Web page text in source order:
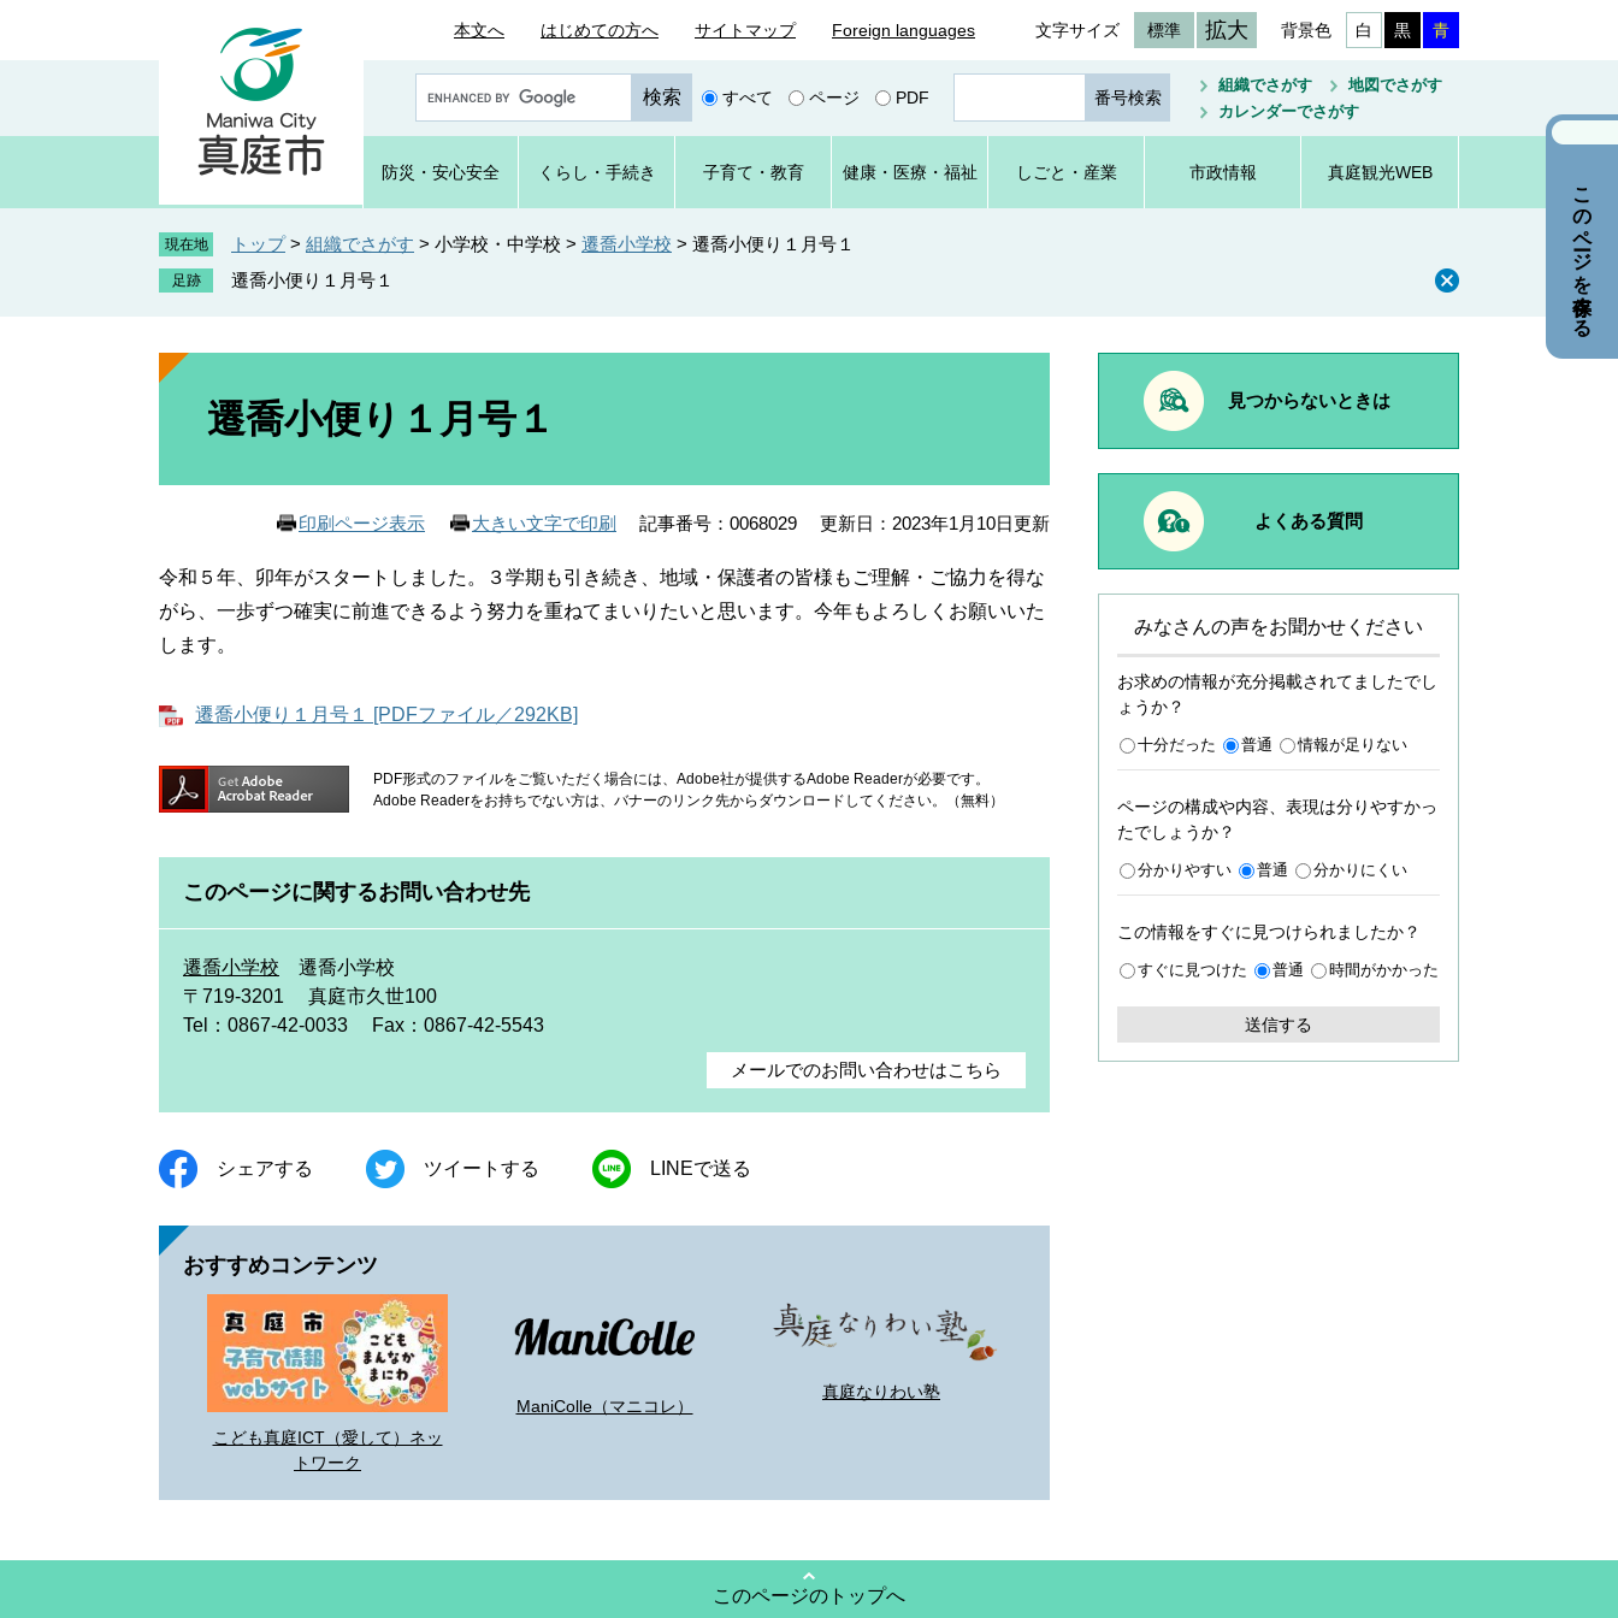
本文へ はじめての方へ サイトマップ Foreign languages 文字サイズ 標準 拡大 背景色 白 黒 青
o
e
カ
すべて ページ PDF
ジ
番
号
を
組織でさがす
地図でさがす
カレンダーでさがす
防災・ 安心安全 くらし ・手続き 子育て ・教育 健康・ 医療・ 福祉 しごと ・産業 市政情報 真庭観光WEB
現在地 トップ > 組織でさがす > 小学校・中学校 > 遷喬小学校 > 遷喬小便り１月号１
遷喬小便り１月号１
本
遷喬小便り１月号１
印刷ページ表示 大きい文字で印刷 記事番号：0068029 更新日：2023年1月10日更新
令和５年、卯年がスタートしました。３学期も引き続き、地域・保護者の皆様もご理解・ご協力を得な
がら、一歩ずつ確実に前進できるよう努力を重ねてまいりたいと思います。今年もよろしくお願いいた
します。
遷喬小便り１月号１ [PDFファイル／292KB]
PDF形式のファイルをご覧いただく場合には、Adobe社が提供するAdobe Readerが必要です。
Adobe Readerをお持ちでない方は、バナーのリンク先からダウンロードしてください。（無料）
このページに関するお問い合わせ先
遷喬小学校
遷喬小学校
〒719-3201
真庭市久世100
Tel：0867-42-0033
Fax：0867-42-5543
メールでのお問い合わせはこちら
シェアする ツイートする LINEで送る
おすすめコンテンツ
こども真庭ICT（愛して）ネッ
トワーク
ManiColle（マニコレ）
真庭なりわい塾
見つからないときは
よくある質問
みなさんの声をお聞かせください
お求めの情報が充分掲載されてましたでし
ょうか？
十分だった 普通 情報が足りない
ページの構成や内容、表現は分りやすかっ
たでしょうか？
分かりやすい 普通 分かりにくい
この情報をすぐに見つけられましたか？
すぐに見つけた 普通 時間がかかった
このページのトップへ
このページを保存する